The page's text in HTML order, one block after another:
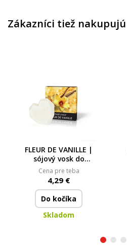
Zákazníci tiež nakupujú
FLEUR DE VANILLE |
sójový vosk do
aromalampy |
PARFUMIA® | 40 ml
Cena pre teba
4,29 €
Do kočíka
Skladom